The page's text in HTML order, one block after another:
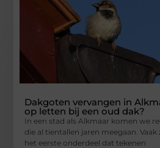
Dakgoten vervangen in
op letten bij een oud dak?
In een stad als Alkmaar komen we
die al tientallen jaren meegaan.
het eerste onderdeel dat tekenen